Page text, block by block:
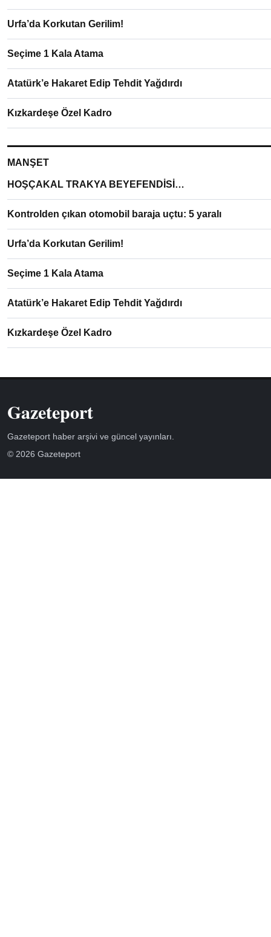
Urfa’da Korkutan Gerilim!
Seçime 1 Kala Atama
Atatürk’e Hakaret Edip Tehdit Yağdırdı
Kızkardeşe Özel Kadro
MANŞET
HOŞÇAKAL TRAKYA BEYEFENDİSİ…
Kontrolden çıkan otomobil baraja uçtu: 5 yaralı
Urfa’da Korkutan Gerilim!
Seçime 1 Kala Atama
Atatürk’e Hakaret Edip Tehdit Yağdırdı
Kızkardeşe Özel Kadro
Gazeteport
Gazeteport haber arşivi ve güncel yayınları.
© 2026 Gazeteport